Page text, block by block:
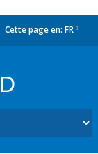
Cette page en: FR